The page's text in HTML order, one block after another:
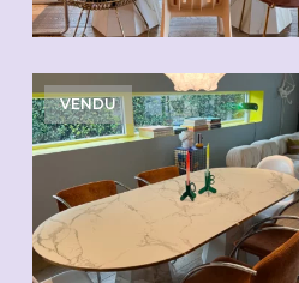
CHF80.00
VENDU